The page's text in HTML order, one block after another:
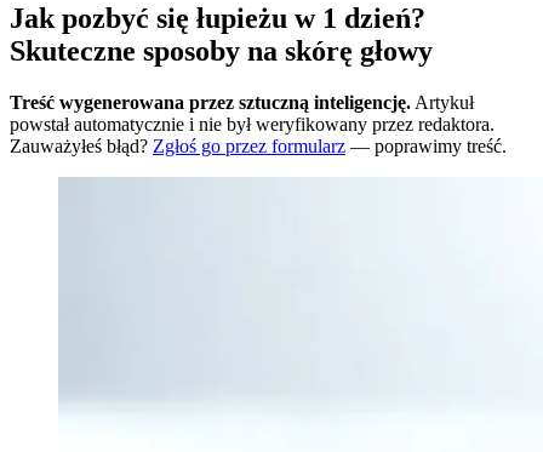
Jak pozbyć się łupieżu w 1 dzień?
Skuteczne sposoby na skórę głowy
Treść wygenerowana przez sztuczną inteligencję. Artykuł
powstał automatycznie i nie był weryfikowany przez redaktora.
Zauważyłeś błąd? Zgłoś go przez formularz — poprawimy treść.